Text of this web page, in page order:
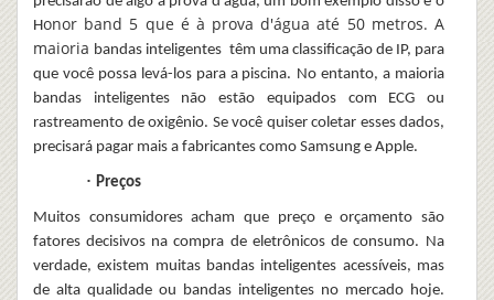
Honor band 5 que é à prova d'água até 50 metros. A
maioria bandas inteligentes têm uma classificação de IP, para
que você possa levá-los para a piscina. No entanto, a maioria
bandas inteligentesnão estão equipados com ECG ou
rastreamento de oxigênio. Se você quiser coletar esses dados,
precisará pagar mais a fabricantes como Samsung e Apple.
· Preços
Muitos consumidores acham que preço e orçamento são
fatores decisivos na compra de eletrônicos de consumo. Na
verdade, existem muitas bandas inteligentes acessíveis, mas
de alta qualidade ou bandas inteligentes no mercado hoje.